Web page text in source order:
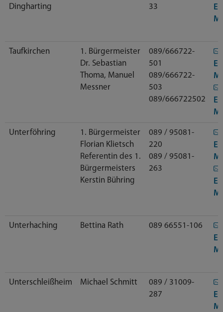
Dingharting
33
E-
Taufkirchen
1. Bürgermeister
Dr. Sebastian
Thoma, Manuel
Messner
089/666722-
501
089/666722-
503
089/666722502
E-
E-
Unterföhring
1. Bürgermeister
Florian Klietsch
Referentin des 1.
Bürgermeisters
Kerstin Bühring
089 / 95081-
220
089 / 95081-
263
E-
E-
Unterhaching Bettina Rath
089 66551-106
E-
Unterschleißheim Michael Schmitt
089 / 31009-
287
E-